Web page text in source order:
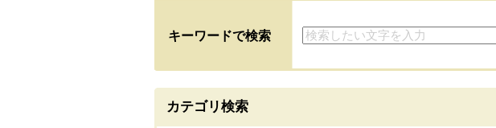
キーワードで検索
カテゴリ検索